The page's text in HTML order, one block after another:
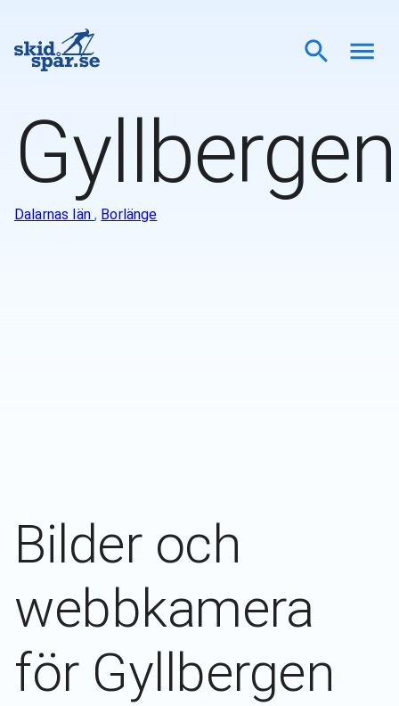
Gyllbergen
Dalarnas län , Borlänge
Bilder och
webbkamera
för Gyllbergen